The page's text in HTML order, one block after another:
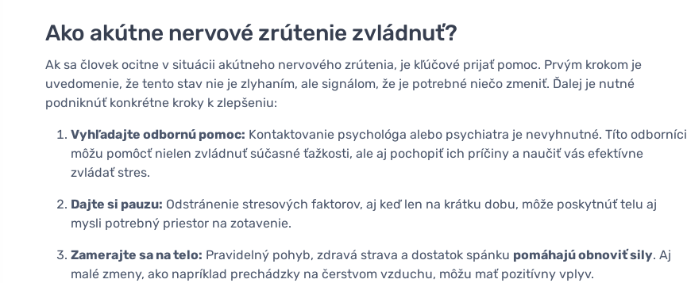
Ako akútne nervové zrútenie zvládnuť?
Ak sa človek ocitne v situácii akútneho nervového zrútenia, je kľúčové prijať pomoc. Prvým krokom je
uvedomenie, že tento stav nie je zlyhaním, ale signálom, že je potrebné niečo zmeniť. Ďalej je nutné
podniknúť konkrétne kroky k zlepšeniu:
Vyhľadajte odbornú pomoc: Kontaktovanie psychológa alebo psychiatra je nevyhnutné. Títo odborníci
môžu pomôcť nielen zvládnuť súčasné ťažkosti, ale aj pochopiť ich príčiny a naučiť vás efektívne
zvládať stres.
Dajte si pauzu: Odstránenie stresových faktorov, aj keď len na krátku dobu, môže poskytnúť telu aj
mysli potrebný priestor na zotavenie.
Zamerajte sa na telo: Pravidelný pohyb, zdravá strava a dostatok spánku pomáhajú obnoviť sily. Aj
malé zmeny, ako napríklad prechádzky na čerstvom vzduchu, môžu mať pozitívny vplyv.